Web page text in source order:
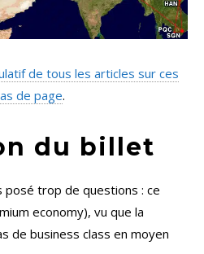
de tous les articles sur ces
de page.
du billet
posé trop de questions : ce
economy), vu que la
de business class en moyen